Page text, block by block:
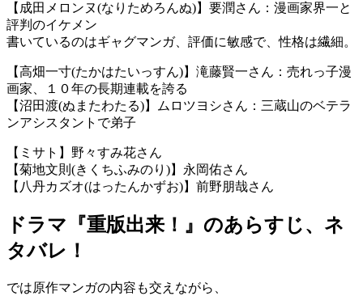
【成田メロンヌ(なりためろんぬ)】要潤さん：漫画家界一と
評判のイケメン
書いているのはギャグマンガ、評価に敏感で、性格は繊細。
【高畑一寸(たかはたいっすん)】滝藤賢一さん：売れっ子漫
画家、１０年の長期連載を誇る
【沼田渡(ぬまたわたる)】ムロツヨシさん：三蔵山のベテラ
ンアシスタントで弟子
【ミサト】野々すみ花さん
【菊地文則(きくちふみのり)】永岡佑さん
【八丹カズオ(はったんかずお)】前野朋哉さん
ドラマ『重版出来！』のあらすじ、ネ
タバレ！
では原作マンガの内容も交えながら、